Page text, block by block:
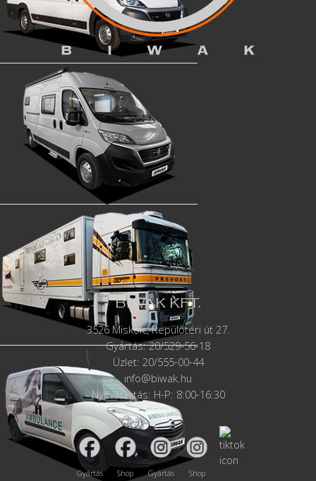
BIWAK KFT.
3526 Miskolc, Repülőtéri út 27.
Gyártás:20/529-56-18
Üzlet: 20/555-00-44
info@biwak.hu
Nyitvatartás: H-P: 8:00-16:30
Gyártás Shop Gyártás
Shop